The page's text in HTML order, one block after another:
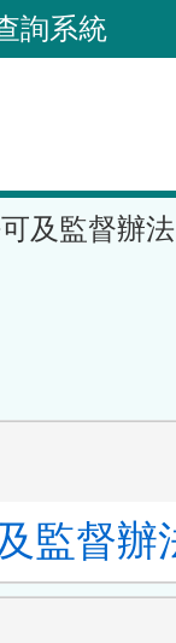
詢系統
及監督辦法
監督辦